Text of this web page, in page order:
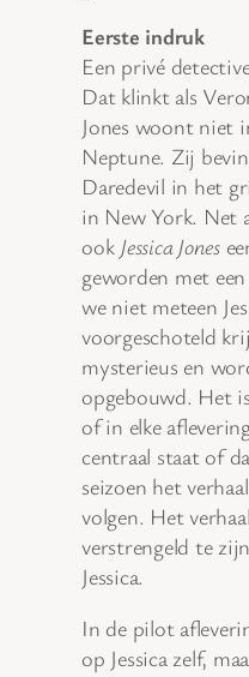
Eerste indruk
Een privé
Dat klinkt als
Jones woont niet
Neptune. Zij
Daredevil in het
in New York. Net
ook Jessica Jones
geworden met
we niet meteen
voorgeschoteld
mysterieus en
opgebouwd. Het
of in elke
centraal staat of
seizoen het
volgen. Het
verstrengeld te
Jessica.
In de pilot
op Jessica zelf,